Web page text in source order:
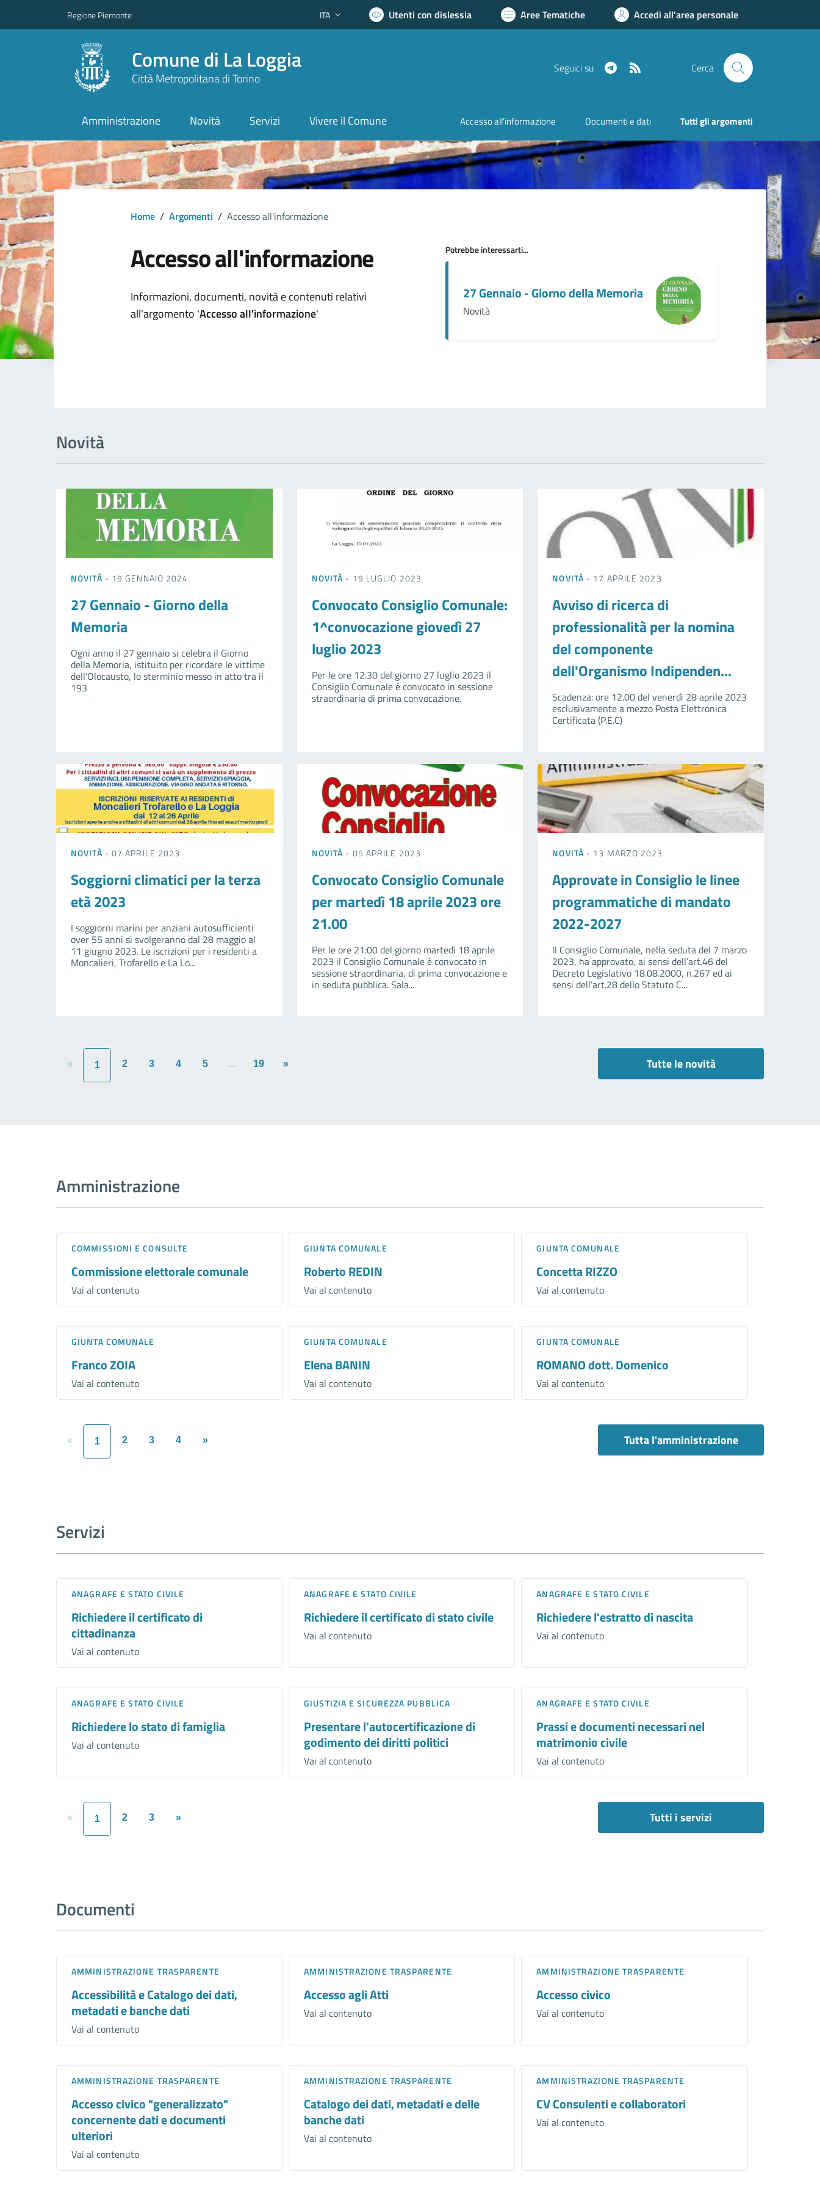
Regione Piemonte Lingua attiva:
ITA Utenti con dislessia Aree Tematiche Accedi all'area personale
Comune di La Loggia
Città Metropolitana di Torino
Seguici su Telegram Cerca
Amministrazione Novità Servizi Vivere il Comune Accesso all'informazione Documenti e dati Tutti gli argomenti
Home / Argomenti / Accesso all'informazione
Accesso all'informazione
Dettagli argomento
Informazioni, documenti, novità e contenuti relativi
all'argomento 'Accesso all'informazione'
Potrebbe interessarti...
27 Gennaio - Giorno della Memoria
Novità
Novità
NOVITÀ - 19 GENNAIO 2024
27 Gennaio - Giorno della
Memoria
Ogni anno il 27 gennaio si celebra il Giorno
della Memoria, istituito per ricordare le vittime
dell’Olocausto, lo sterminio messo in atto tra il
193
NOVITÀ - 19 LUGLIO 2023
Convocato Consiglio Comunale:
1^convocazione giovedì 27
luglio 2023
Per le ore 12.30 del giorno 27 luglio 2023 il
Consiglio Comunale è convocato in sessione
straordinaria di prima convocazione.
NOVITÀ - 17 APRILE 2023
Avviso di ricerca di
professionalità per la nomina
del componente
dell'Organismo Indipenden...
Scadenza: ore 12.00 del venerdì 28 aprile 2023
esclusivamente a mezzo Posta Elettronica
Certificata (P.E.C)
NOVITÀ - 07 APRILE 2023
Soggiorni climatici per la terza
età 2023
I soggiorni marini per anziani autosufficienti
over 55 anni si svolgeranno dal 28 maggio al
11 giugno 2023. Le iscrizioni per i residenti a
Moncalieri, Trofarello e La Lo...
NOVITÀ - 05 APRILE 2023
Convocato Consiglio Comunale
per martedì 18 aprile 2023 ore
21.00
Per le ore 21:00 del giorno martedì 18 aprile
2023 il Consiglio Comunale è convocato in
sessione straordinaria, di prima convocazione e
in seduta pubblica. Sala...
NOVITÀ - 13 MARZO 2023
Approvate in Consiglio le linee
programmatiche di mandato
2022-2027
Il Consiglio Comunale, nella seduta del 7 marzo
2023, ha approvato, ai sensi dell’art.46 del
Decreto Legislativo 18.08.2000, n.267 ed ai
sensi dell’art.28 dello Statuto C...
« 1 2 3 4 5 ... 19 » Tutte le novità
Amministrazione
COMMISSIONI E CONSULTE
Commissione elettorale comunale
Vai al contenuto
GIUNTA COMUNALE
Roberto REDIN
Vai al contenuto
GIUNTA COMUNALE
Concetta RIZZO
Vai al contenuto
GIUNTA COMUNALE
Franco ZOIA
Vai al contenuto
GIUNTA COMUNALE
Elena BANIN
Vai al contenuto
GIUNTA COMUNALE
ROMANO dott. Domenico
Vai al contenuto
« 1 2 3 4 » Tutta l'amministrazione
Servizi
ANAGRAFE E STATO CIVILE
Richiedere il certificato di
cittadinanza
Vai al contenuto
ANAGRAFE E STATO CIVILE
Richiedere il certificato di stato civile
Vai al contenuto
ANAGRAFE E STATO CIVILE
Richiedere l'estratto di nascita
Vai al contenuto
ANAGRAFE E STATO CIVILE
Richiedere lo stato di famiglia
Vai al contenuto
GIUSTIZIA E SICUREZZA PUBBLICA
Presentare l'autocertificazione di
godimento dei diritti politici
Vai al contenuto
ANAGRAFE E STATO CIVILE
Prassi e documenti necessari nel
matrimonio civile
Vai al contenuto
« 1 2 3 » Tutti i servizi
Documenti
AMMINISTRAZIONE TRASPARENTE
Accessibilità e Catalogo dei dati,
metadati e banche dati
Vai al contenuto
AMMINISTRAZIONE TRASPARENTE
Accesso agli Atti
Vai al contenuto
AMMINISTRAZIONE TRASPARENTE
Accesso civico
Vai al contenuto
AMMINISTRAZIONE TRASPARENTE
Accesso civico "generalizzato"
concernente dati e documenti
ulteriori
Vai al contenuto
AMMINISTRAZIONE TRASPARENTE
Catalogo dei dati, metadati e delle
banche dati
Vai al contenuto
AMMINISTRAZIONE TRASPARENTE
CV Consulenti e collaboratori
Vai al contenuto